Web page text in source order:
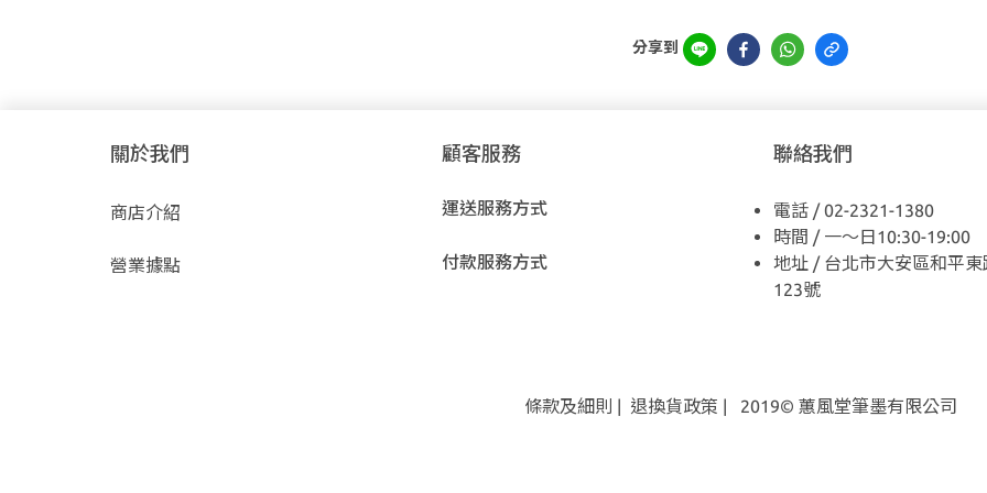
分享到
關於我們
商店介紹
營業據點
顧客服務
運送服務方式
付款服務方式
聯絡我們
電話 / 02-2321-1380
時間 / 一～日10:30-19:00
地址 / 台北市大安區和平東
123號
條款及細則 | 退換貨政策 | 2019© 蕙風堂筆墨有限公司